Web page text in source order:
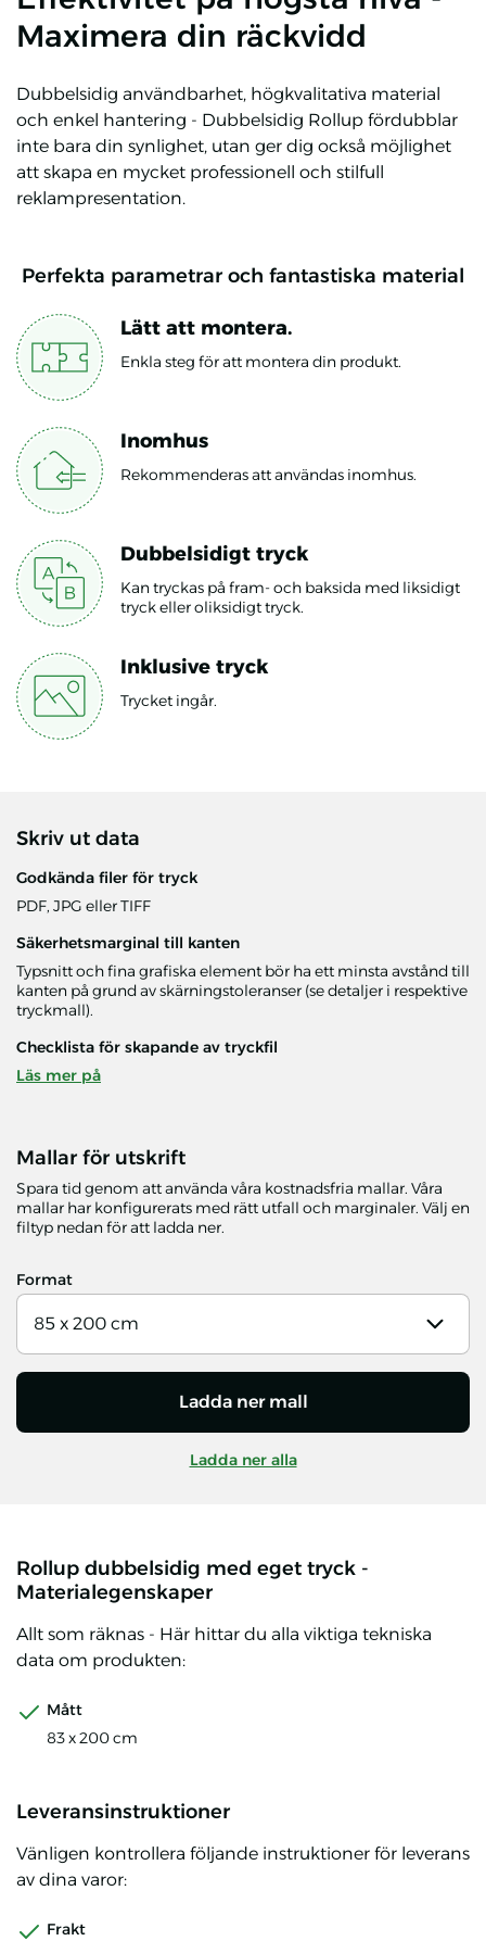
Maximera din räckvidd
Dubbelsidig användbarhet, högkvalitativa material
och enkel hantering - Dubbelsidig Rollup fördubblar
inte bara din synlighet, utan ger dig också möjlighet
att skapa en mycket professionell och stilfull
reklampresentation.
Perfekta parametrar och fantastiska material
Lätt att montera.
Enkla steg för att montera din produkt.
Inomhus
Rekommenderas att användas inomhus.
Dubbelsidigt tryck
Kan tryckas på fram- och baksida med liksidigt
tryck eller oliksidigt tryck.
Inklusive tryck
Trycket ingår.
Skriv ut data
Godkända filer för tryck
PDF, JPG eller TIFF
Säkerhetsmarginal till kanten
Typsnitt och fina grafiska element bör ha ett minsta avstånd till
kanten på grund av skärningstoleranser (se detaljer i respektive
tryckmall).
Checklista för skapande av tryckfil
Läs mer på
Mallar för utskrift
Spara tid genom att använda våra kostnadsfria mallar. Våra
mallar har konfigurerats med rätt utfall och marginaler. Välj en
filtyp nedan för att ladda ner.
Format
85 x 200 cm
Ladda ner mall
Ladda ner alla
Rollup dubbelsidig med eget tryck -
Materialegenskaper
Allt som räknas - Här hittar du alla viktiga tekniska
data om produkten:
Mått
83 x 200 cm
Leveransinstruktioner
Vänligen kontrollera följande instruktioner för leverans
av dina varor:
Frakt